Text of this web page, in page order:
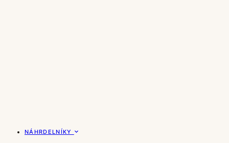
NÁHRDELNÍKY